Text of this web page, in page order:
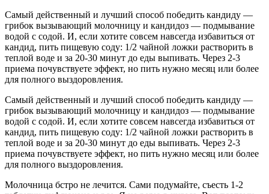
Самый действенный и лучший способ победить кандиду —
грибок вызывающий молочницу и кандидоз — подмывание
водой с содой. И, если хотите совсем навсегда избавиться от
кандид, пить пищевую соду: 1/2 чайной ложки растворить в
теплой воде и за 20-30 минут до еды выпивать. Через 2-3
приема почувствуете эффект, но пить нужно месяц или более
для полного выздоровления.
Самый действенный и лучший способ победить кандиду —
грибок вызывающий молочницу и кандидоз — подмывание
водой с содой. И, если хотите совсем навсегда избавиться от
кандид, пить пищевую соду: 1/2 чайной ложки растворить в
теплой воде и за 20-30 минут до еды выпивать. Через 2-3
приема почувствуете эффект, но пить нужно месяц или более
для полного выздоровления.
Молочница бстро не лечится. Сами подумайте, съесть 1-2